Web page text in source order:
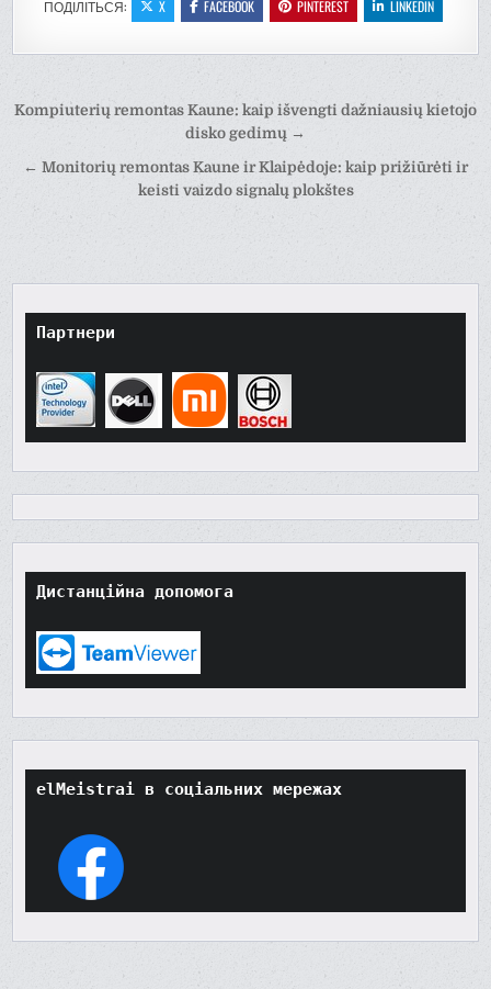
ПОДІЛІТЬСЯ: X FACEBOOK PINTEREST LINKEDIN
Навігація
Kompiuterių remontas Kaune: kaip išvengti dažniausių kietojo
disko gedimų →
← Monitorių remontas Kaune ir Klaipėdoje: kaip prižiūrėti ir
keisti vaizdo signalų plokštes
Партнери
Дистанційна допомога
elMeistrai в соціальних мережах